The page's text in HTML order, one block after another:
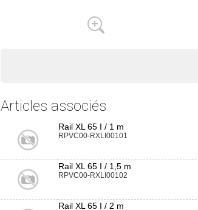
Articles associés
Rail XL 65 I / 1 m
RPVC00-RXLI00101
Rail XL 65 I / 1,5 m
RPVC00-RXLI00102
Rail XL 65 I / 2 m